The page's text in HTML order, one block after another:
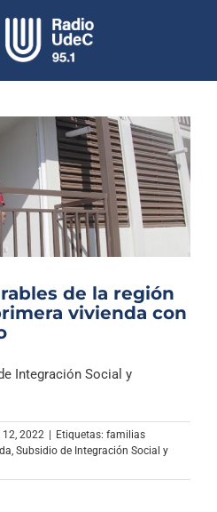
UdeC en vivo
Somos
Clásica
de la región
vivienda con
Integración Social y
2022 | Etiquetas: familias
Subsidio de Integración Social y